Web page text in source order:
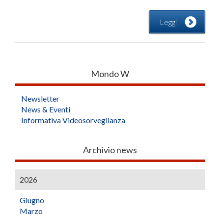
Leggi
Mondo W
Newsletter
News & Eventi
Informativa Videosorveglianza
Archivio news
2026
Giugno
Marzo